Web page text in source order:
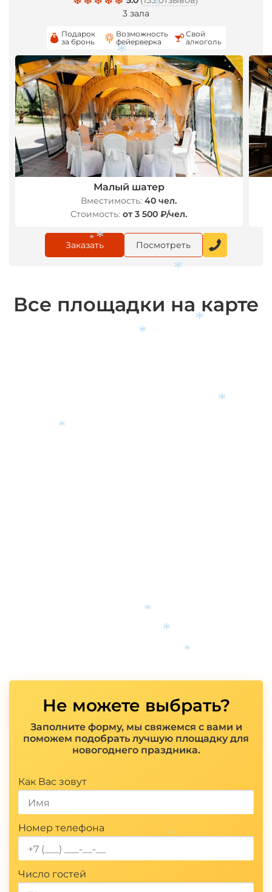
3 зала
Подарок
за бронь
Возможность
фейерверка
Свой
алкоголь
Малый шатер
Вместимость: 40 чел.
Стоимость: от 3 500 ₽/чел.
Заказать Посмотреть
Все площадки на карте
Не можете выбрать?
Заполните форму, мы свяжемся с вами и
поможем подобрать лучшую площадку для
новогоднего праздника.
Как Вас зовут
Номер телефона
Число гостей
*
*
*